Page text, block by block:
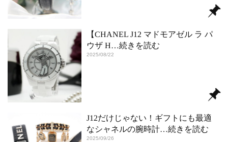
【CHANEL J12 マドモアゼル ラ パ
ウザ H…続きを読む
2025/08/22
J12だけじゃない！ギフトにも最適
なシャネルの腕時計…続きを読む
2025/09/26